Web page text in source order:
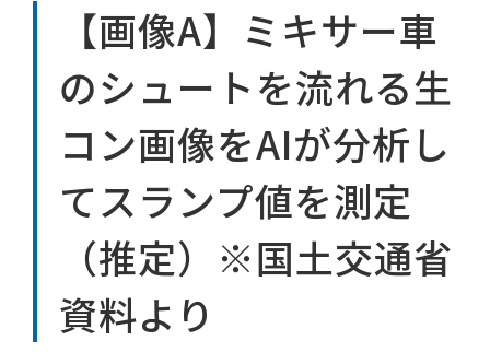
【画像A】ミキサー車
のシュートを流れる生
コン画像をAIが分析し
てスランプ値を測定
（推定）※国土交通省
資料より